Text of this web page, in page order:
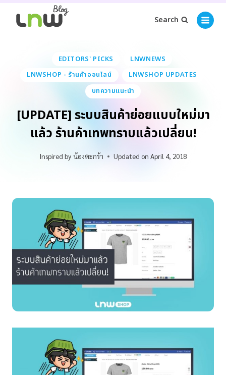
Search
EDITORS' PICKS
LNWNEWS
LNWSHOP - ร้านค้าออนไลน์
LNWSHOP UPDATES
บทความแนะนำ
[UPDATE] ระบบสินค้าย่อยแบบใหม่มา
แล้ว ร้านค้าเทพทราบแล้วเปลี่ยน!
Inspired by น้องตะกร้า Updated on April 4, 2018